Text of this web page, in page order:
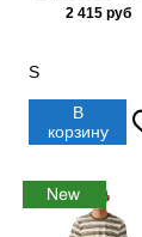
2 415руб
S
В
корзину